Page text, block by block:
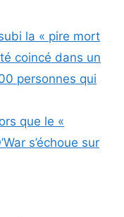
la « pire mort
coincé dans un
personnes qui
que le «
s’échoue sur